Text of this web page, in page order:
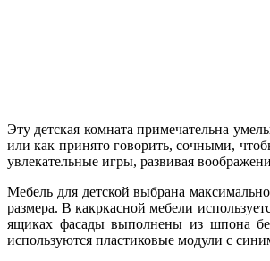
Эту детская комната примечательна
или как принято говорить, сочными,
увлекательные игры, развивая
Мебель для детской выбрана
размера. В какркасной мебели
ящиках фасады выполнены из шпона
используются пластиковые модули с